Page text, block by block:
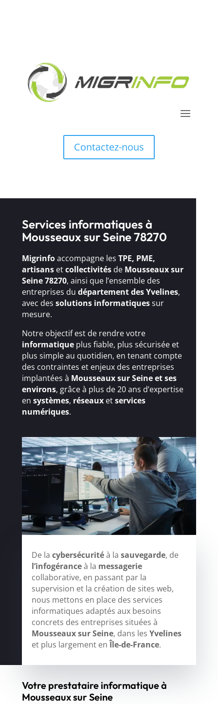
Contactez-nous
Services informatiques à
Mousseaux sur Seine 78270
Migrinfoaccompagne les TPE, PME,
artisansetcollectivitésde Mousseaux sur
Seine 78270, ainsi que l’ensemble des
entreprises du département des Yvelines,
avec des solutions informatiquessur
mesure.
Notre objectif est de rendre votre
informatiqueplus fiable, plus sécurisée et
plus simple au quotidien, en tenant compte
des contraintes et enjeux des entreprises
implantées à Mousseaux sur Seine et ses
environs, grâce à plus de 20 ans d’expertise
en systèmes, réseauxetservices
numériques.
De la cybersécuritéà la sauvegarde, de
l’infogéranceà la messagerie
collaborative, en passant par la
supervision et la création de sites web,
nous mettons en place des services
informatiques adaptés aux besoins
concrets des entreprises situées à
Mousseaux sur Seine, dans les Yvelines
et plus largement enÎle-de-France.
Votre prestataire informatique à
Mousseaux sur Seine